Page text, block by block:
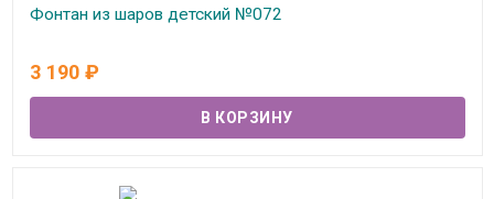
Фонтан из шаров детский №072
3 190 ₽